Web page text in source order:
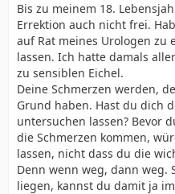
Bis zu meinem 18.
Errektion auch nicht frei.
auf Rat meines Urologen zu
lassen. Ich hatte damals
zu sensiblen Eichel.
Deine Schmerzen werden,
Grund haben. Hast du dich
untersuchen lassen? Bevor
die Schmerzen kommen,
lassen, nicht dass du die
Denn wenn weg, dann weg.
liegen, kannst du damit ja